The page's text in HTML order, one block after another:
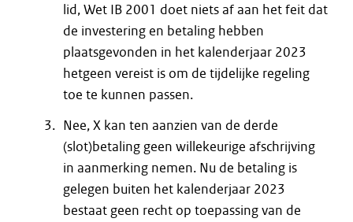
lid, Wet IB 2001 doet niets af aan het feit dat
de investering en betaling hebben
plaatsgevonden in het kalenderjaar 2023
hetgeen vereist is om de tijdelijke regeling
toe te kunnen passen.
Nee, X kan ten aanzien van de derde
(slot)betaling geen willekeurige afschrijving
in aanmerking nemen. Nu de betaling is
gelegen buiten het kalenderjaar 2023
bestaat geen recht op toepassing van de